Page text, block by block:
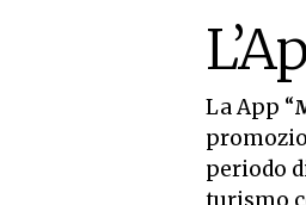
La App “
periodo